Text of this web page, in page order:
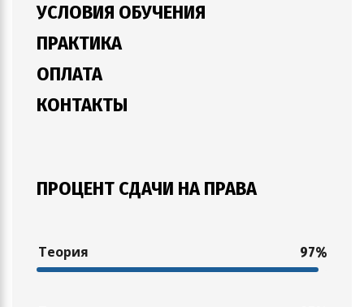
УСЛОВИЯ ОБУЧЕНИЯ
ПРАКТИКА
ОПЛАТА
КОНТАКТЫ
ПРОЦЕНТ СДАЧИ НА ПРАВА
Теория 97%